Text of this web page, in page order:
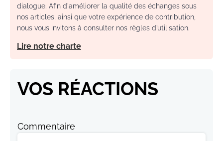
dialogue. Afin d'améliorer la qualité des échanges sous
nos articles, ainsi que votre expérience de contribution,
nous vous invitons à consulter nos règles d’utilisation.
Lire notre charte
VOS RÉACTIONS
Commentaire